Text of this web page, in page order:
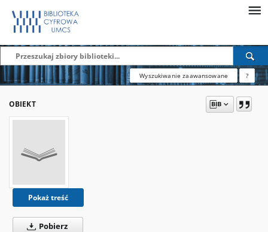
Wyszukiwanie zaawansowane ?
OBIEKT
Pokaż treść
Pobierz